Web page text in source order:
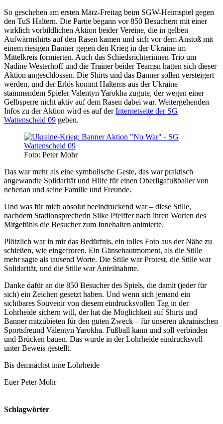
So geschehen am ersten März-Freitag beim SGW-Heimspiel gegen
den TuS Haltern. Die Partie begann vor 850 Besuchern mit einer
wirklich vorbildlichen Aktion beider Vereine, die in gelben
Aufwärmshirts auf den Rasen kamen und sich vor dem Anstoß mit
einem riesigen Banner gegen den Krieg in der Ukraine im
Mittelkreis formierten. Auch das Schiedsrichterinnen-Trio um
Nadine Westerhoff und die Trainer beider Teamsn hatten sich dieser
Aktion angeschlossen. Die Shirts und das Banner sollen versteigert
werden, und der Erlös kommt Halterns aus der Ukraine
stammendem Spieler Valentyn Yarokha zugute, der wegen einer
Gelbsperre nicht aktiv auf dem Rasen dabei war. Weitergehenden
Infos zu der Aktion wird es auf derInternetseite der SG
Wattenscheid 09 geben.
Foto: Peter Mohr
Das war mehr als eine symbolische Geste, das war praktisch
angewandte Solidarität und Hilfe für einen Oberligafußballer von
nebenan und seine Familie und Freunde.
Und was für mich absolut beeindruckend war – diese Stille,
nachdem Stadionsprecherin Silke Pfeiffer nach ihren Worten des
Mitgefühls die Besucher zum Innehalten animierte.
Plötzlich war in mir das Bedürfnis, ein tolles Foto aus der Nähe zu
schießen, wie eingefroren. Ein Gänsehautmoment, als die Stille
mehr sagte als tausend Worte. Die Stille war Protest, die Stille war
Solidarität, und die Stille war Anteilnahme.
Danke dafür an die 850 Besucher des Spiels, die damit (jeder für
sich) ein Zeichen gesetzt haben. Und wenn sich jemand ein
sichtbares Souvenir von diesem eindrucksvollen Tag in der
Lohrheide sichern will, der hat die Möglichkeit auf Shirts und
Banner mitzubieten für den guten Zweck – für unseren ukrainischen
Sportsfreund Valentyn Yarokha. Fußball kann und soll verbinden
und Brücken bauen. Das wurde in der Lohrheide eindrucksvoll
unter Beweis gestellt.
Bis demnächst inne Lohrheide
Euer Peter Mohr
Schlagwörter